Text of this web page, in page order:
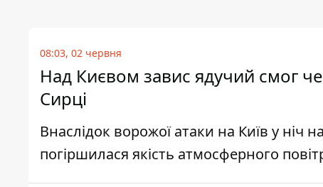
08:03, 02 червня
Над Києвом завис ядучий смог
Сирці
Внаслідок ворожої атаки на Київ у ніч
погіршилася якість атмосферного